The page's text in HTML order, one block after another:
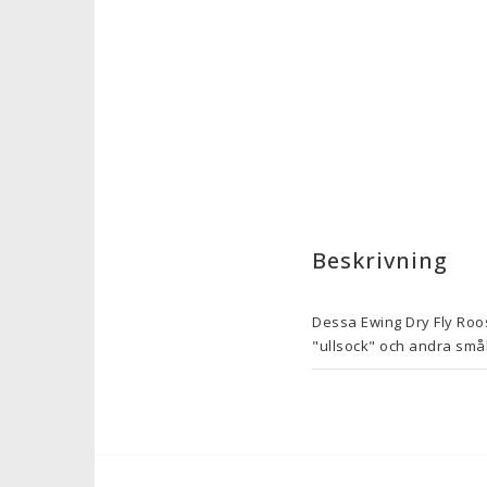
Beskrivning
Dessa Ewing Dry Fly
"ullsock" och andra